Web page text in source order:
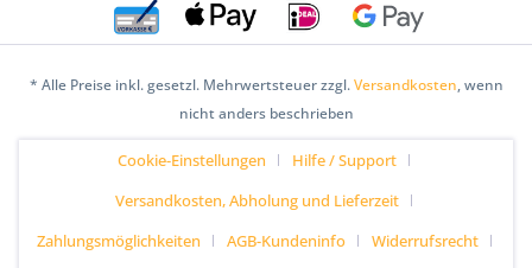
* Alle Preise inkl. gesetzl. Mehrwertsteuer zzgl.Versandkosten, wenn
nicht anders beschrieben
Cookie-Einstellungen
Hilfe / Support
Versandkosten, Abholung und Lieferzeit
Zahlungsmöglichkeiten
AGB-Kundeninfo
Widerrufsrecht